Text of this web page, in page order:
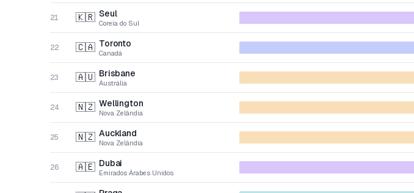
21 🇰🇷 Seul
Coreia do Sul
22 🇨🇦 Toronto
Canadá
23 🇦🇺 Brisbane
Austrália
24 🇳🇿 Wellington
Nova Zelândia
25 🇳🇿 Auckland
Nova Zelândia
26 🇦🇪 Dubai
Emirados Árabes Unidos